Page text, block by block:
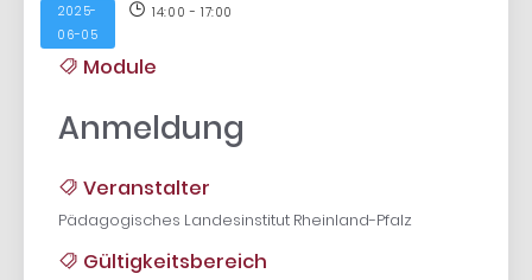
2025-
06-05
14:00 - 17:00
Module
Anmeldung
Veranstalter
Pädagogisches Landesinstitut Rheinland-Pfalz
Gültigkeitsbereich